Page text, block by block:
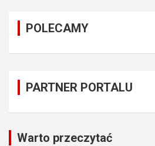
POLECAMY
PARTNER PORTALU
Warto przeczytać